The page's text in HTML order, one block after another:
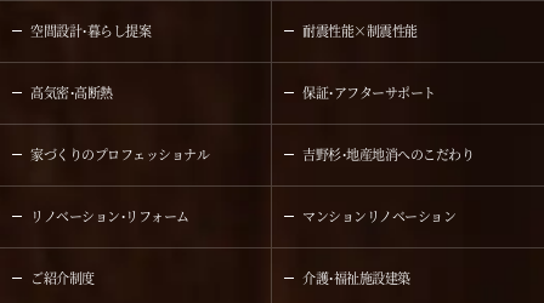
空間設計・暮らし提案 耐震性能×制震性能
高気密・高断熱 保証・アフターサポート
家づくりのプロフェッショナル 吉野杉・地産地消へのこだわり
リノベーション・リフォーム マンションリノベーション
ご紹介制度 介護・福祉施設建築